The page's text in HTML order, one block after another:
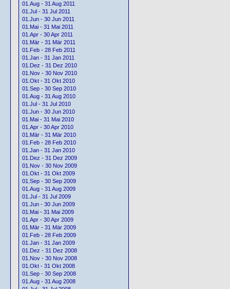
01.Aug - 31 Aug 2011
01.Jul - 31 Jul 2011
01.Jun - 30 Jun 2011
01.Mai - 31 Mai 2011
01.Apr - 30 Apr 2011
01.Mär - 31 Mär 2011
01.Feb - 28 Feb 2011
01.Jan - 31 Jan 2011
01.Dez - 31 Dez 2010
01.Nov - 30 Nov 2010
01.Okt - 31 Okt 2010
01.Sep - 30 Sep 2010
01.Aug - 31 Aug 2010
01.Jul - 31 Jul 2010
01.Jun - 30 Jun 2010
01.Mai - 31 Mai 2010
01.Apr - 30 Apr 2010
01.Mär - 31 Mär 2010
01.Feb - 28 Feb 2010
01.Jan - 31 Jan 2010
01.Dez - 31 Dez 2009
01.Nov - 30 Nov 2009
01.Okt - 31 Okt 2009
01.Sep - 30 Sep 2009
01.Aug - 31 Aug 2009
01.Jul - 31 Jul 2009
01.Jun - 30 Jun 2009
01.Mai - 31 Mai 2009
01.Apr - 30 Apr 2009
01.Mär - 31 Mär 2009
01.Feb - 28 Feb 2009
01.Jan - 31 Jan 2009
01.Dez - 31 Dez 2008
01.Nov - 30 Nov 2008
01.Okt - 31 Okt 2008
01.Sep - 30 Sep 2008
01.Aug - 31 Aug 2008